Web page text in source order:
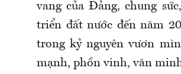
vang của Đảng, chung
triển đất nước đến năm
trong kỷ nguyên vươn
mạnh, phồn vinh, văn